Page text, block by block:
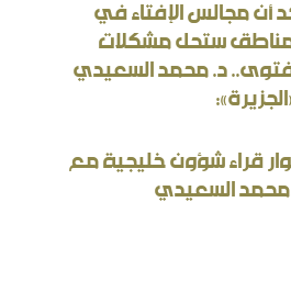
غير المنطقية في الحرب الإيرانية
أن مجالس الإفتاء في
ستحل مشكلات
د. محمد السعيدي
قراء شؤون خليجية مع
السعيدي
[ورقة عمل]